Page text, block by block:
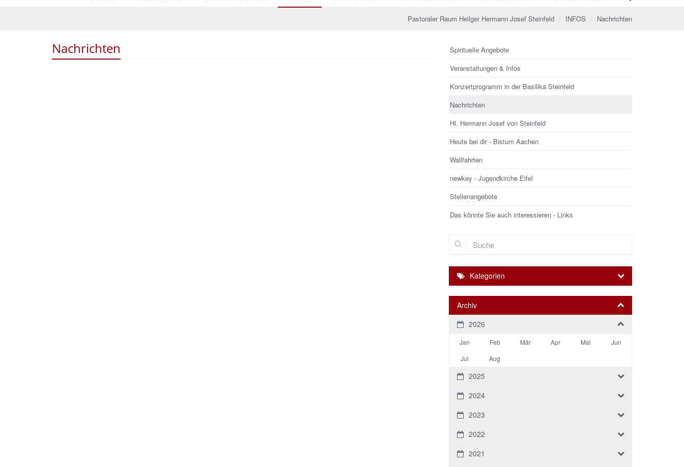
Pastoraler Raum Heilger Hermann Josef Steinfeld INFOS Nachrichten
Nachrichten
Spirituelle Angebote
Veranstaltungen & Infos
Konzertprogramm in der Basilika Steinfeld
Nachrichten
Hl. Hermann Josef von Steinfeld
Heute bei dir - Bistum Aachen
Wallfahrten
newkey - Jugendkirche Eifel
Stellenangebote
Das könnte Sie auch interessieren - Links
Suche
Kategorien
Archiv
2026
Jan Feb Mär Apr Mai
Jun
Jul
Aug
2025
2024
2023
2022
2021